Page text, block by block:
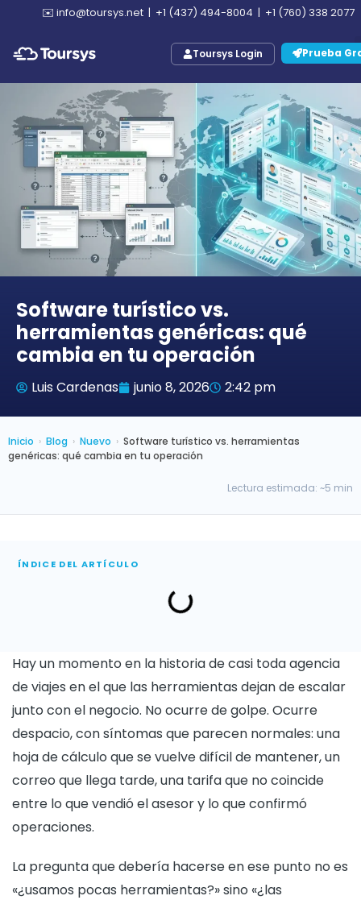
✉️ info@toursys.net | +1 (437) 494-8004 | +1 (760) 338 2077
Toursys Login Prueba
Software turístico vs.
herramientas genéricas: qué
cambia en tu operación
Luis Cardenas junio 8, 2026 2:42 pm
Inicio › Blog › Nuevo › Software turístico vs. herramientas
genéricas: qué cambia en tu operación
Lectura estimada: ~5 min
ÍNDICE DEL ARTÍCULO
Hay un momento en la historia de casi toda agencia
de viajes en el que las herramientas dejan de escalar
junto con el negocio. No ocurre de golpe. Ocurre
despacio, con síntomas que parecen normales: una
hoja de cálculo que se vuelve difícil de mantener, un
correo que llega tarde, una tarifa que no coincide
entre lo que vendió el asesor y lo que confirmó
operaciones.
La pregunta que debería hacerse en ese punto no es
«¿usamos pocas herramientas?» sino «¿las